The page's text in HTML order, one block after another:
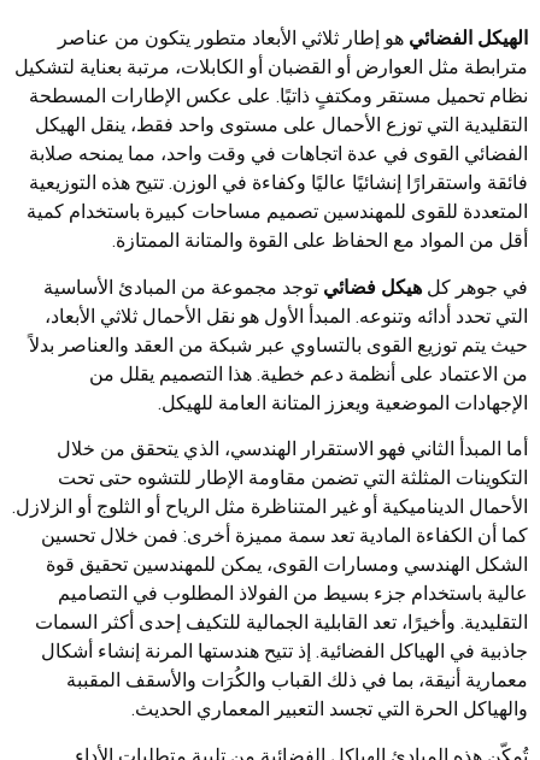
الهيكل الفضائي هو إطار ثلاثي الأبعاد متطور يتكون من عناصر
مترابطة مثل العوارض أو القضبان أو الكابلات، مرتبة بعناية لتشكيل
نظام تحميل مستقر ومكتفٍ ذاتيًا. على عكس الإطارات المسطحة
التقليدية التي توزع الأحمال على مستوى واحد فقط، ينقل الهيكل
الفضائي القوى في عدة اتجاهات في وقت واحد، مما يمنحه صلابة
فائقة واستقرارًا إنشائيًا عاليًا وكفاءة في الوزن. تتيح هذه التوزيعية
المتعددة للقوى للمهندسين تصميم مساحات كبيرة باستخدام كمية
أقل من المواد مع الحفاظ على القوة والمتانة الممتازة.
في جوهر كل هيكل فضائي توجد مجموعة من المبادئ الأساسية
التي تحدد أدائه وتنوعه. المبدأ الأول هو نقل الأحمال ثلاثي الأبعاد،
حيث يتم توزيع القوى بالتساوي عبر شبكة من العقد والعناصر بدلاً
من الاعتماد على أنظمة دعم خطية. هذا التصميم يقلل من
الإجهادات الموضعية ويعزز المتانة العامة للهيكل.
أما المبدأ الثاني فهو الاستقرار الهندسي، الذي يتحقق من خلال
التكوينات المثلثة التي تضمن مقاومة الإطار للتشوه حتى تحت
الأحمال الديناميكية أو غير المتناظرة مثل الرياح أو الثلوج أو الزلازل.
كما أن الكفاءة المادية تعد سمة مميزة أخرى: فمن خلال تحسين
الشكل الهندسي ومسارات القوى، يمكن للمهندسين تحقيق قوة
عالية باستخدام جزء بسيط من الفولاذ المطلوب في التصاميم
التقليدية. وأخيرًا، تعد القابلية الجمالية للتكيف إحدى أكثر السمات
جاذبية في الهياكل الفضائية. إذ تتيح هندستها المرنة إنشاء أشكال
معمارية أنيقة، بما في ذلك القباب والكُرَات والأسقف المقببة
والهياكل الحرة التي تجسد التعبير المعماري الحديث.
تُمكّن هذه المبادئ الهياكل الفضائية من تلبية متطلبات الأداء